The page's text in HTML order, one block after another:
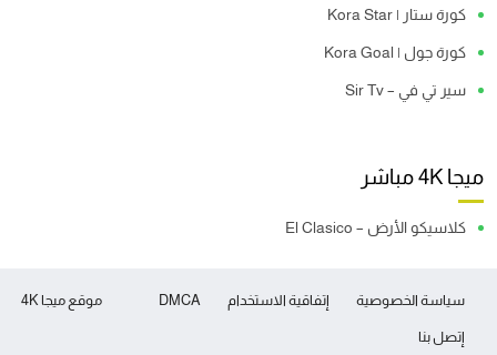
كورة ستار | Kora Star
كورة جول | Kora Goal
سير تي في – Sir Tv
ميجا 4K مباشر
كلاسيكو الأرض – El Clasico
موقع ميجا 4K سياسة الخصوصية إتفاقية الاستخدام DMCA
إتصل بنا